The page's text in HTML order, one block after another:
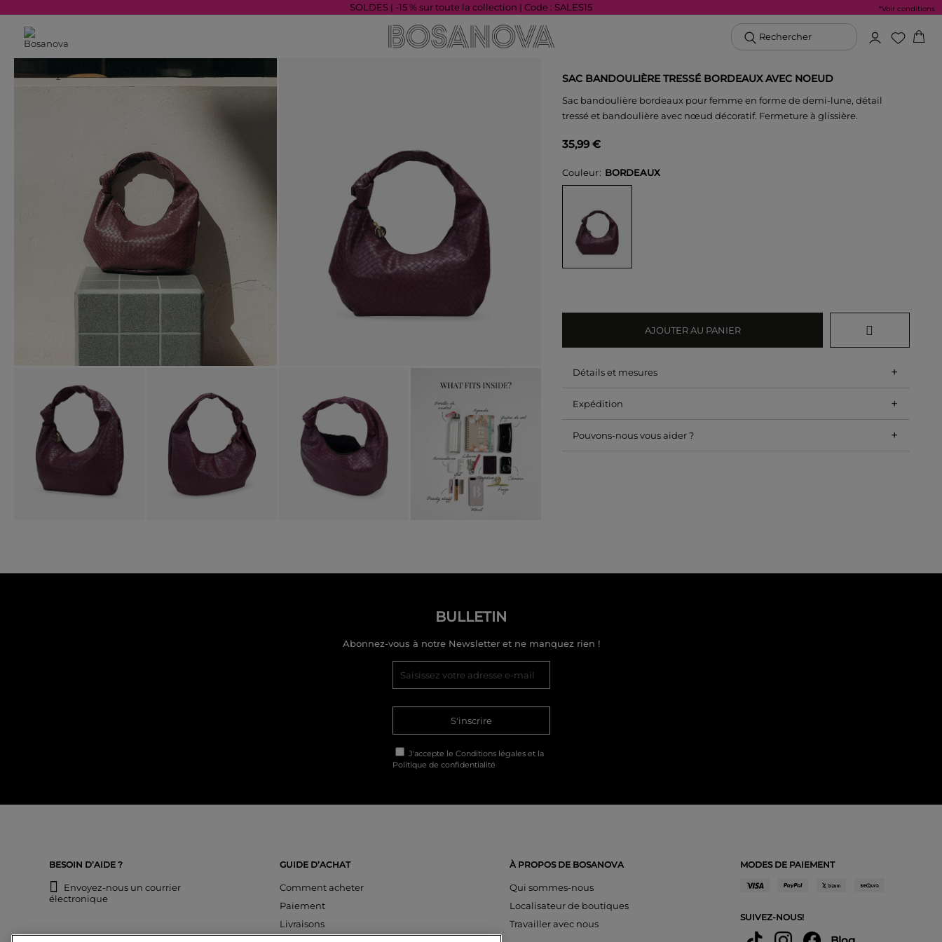
SOLDES | -15 % sur toute la collection | Code : SALES15 *Voir conditions
Rechercher
SAC BANDOULIÈRE TRESSÉ BORDEAUX AVEC NOEUD
Sac bandoulière bordeaux pour femme en forme de demi-lune, détail
tressé et bandoulière avec nœud décoratif. Fermeture à glissière.
35,99 €
Couleur BORDEAUX
AJOUTER AU PANIER
Détails et mesures +
Expédition +
Pouvons-nous vous aider ? +
BULLETIN
Abonnez-vous à notre Newsletter et ne manquez rien !
S'inscrire
J'accepte le Conditions légales et la
Politique de confidentialité
BESOIN D’AIDE ?
Envoyez-nous un courrier
électronique
GUIDE D’ACHAT
Comment acheter
Paiement
Livraisons
À PROPOS DE BOSANOVA
Qui sommes-nous
Localisateur de boutiques
Travailler avec nous
MODES DE PAIEMENT
SUIVEZ-NOUS!